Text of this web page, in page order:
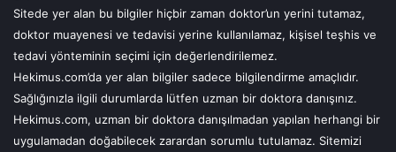
Sitede yer alan bu bilgiler hiçbir zaman doktor’un yerini tutamaz,
doktor muayenesi ve tedavisi yerine kullanılamaz, kişisel teşhis ve
tedavi yönteminin seçimi için değerlendirilemez.
Hekimus.com’da yer alan bilgiler sadece bilgilendirme amaçlıdır.
Sağlığınızla ilgili durumlarda lütfen uzman bir doktora danışınız.
Hekimus.com, uzman bir doktora danışılmadan yapılan herhangi bir
uygulamadan doğabilecek zarardan sorumlu tutulamaz. Sitemizi